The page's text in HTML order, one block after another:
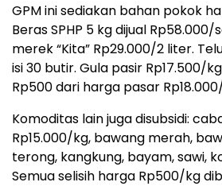
GPM ini sediakan bahan pokok
Beras SPHP 5 kg dijual
merek “Kita” Rp29.000/2 liter.
isi 30 butir. Gula pasir Rp17.500/
Rp500 dari harga pasar
Komoditas lain juga disubsidi:
Rp15.000/kg, bawang merah,
terong, kangkung, bayam, sawi,
Semua selisih harga Rp500/kg